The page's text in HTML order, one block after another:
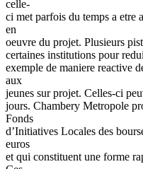
celle-
ci met parfois du temps a etre
en
oeuvre du projet. Plusieurs
certaines institutions pour
exemple de maniere reactive
aux
jeunes sur projet. Celles-ci
jours. Chambery Metropole
Fonds
d’Initiatives Locales des
euros
et qui constituent une forme